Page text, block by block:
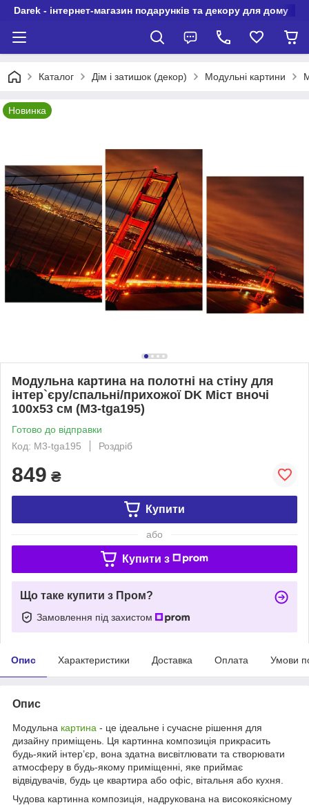
Darek - інтернет-магазин подарунків та декору для дому
Каталог Дім і затишок (декор) Модульні картини
Новинка
Модульна картина на полотні на стіну для
інтер`єру/спальні/прихожої DK Міст вночі
100х53 см (M3-tga195)
Готово до відправки
Код: M3-tga195
Роздріб
849 ₴
Купити
або
Купити з
Що таке купити з Пром?
Замовлення під захистом
Опис Характеристики Доставка Оплата Умови
Опис
Модульна картина - це ідеальне і сучасне рішення для
дизайну приміщень. Ця картинна композиція прикрасить
будь-який інтер’єр, вона здатна висвітлювати та створювати
атмосферу в будь-якому приміщенні, яке приймає
відвідувачів, будь це квартира або офіс, вітальня або кухня.
Чудова картинна композиція, надрукована на високоякісному